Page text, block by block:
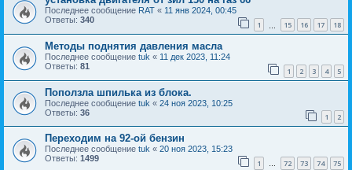
Последнее сообщение RAT « 11 янв 2024, 00:45
Ответы: 340 1 15 16 17 18
Методы поднятия давления масла
Последнее сообщение tuk « 11 дек 2023, 11:24
Ответы: 81 1 2 3 4 5
Поползла шпилька из блока.
Последнее сообщение tuk « 24 ноя 2023, 10:25
Ответы: 36 1 2
Переходим на 92-ой бензин
Последнее сообщение tuk « 20 ноя 2023, 15:23
Ответы: 1499 1 … 72 73 74 75